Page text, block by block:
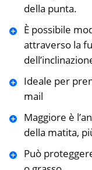
della punta.
È possibile
attraverso la
Ideale per
mail
Maggiore è
della matita,
Può